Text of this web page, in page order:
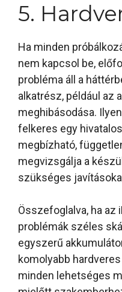
5.
Ha minden
nem kapcsol be,
probléma áll a
alkatrész, például az
meghibásodása.
felkeres egy
megbízható,
megvizsgálja a
szükséges
Összefoglalva, ha az
problémák széles
egyszerű
komolyabb
minden lehetséges